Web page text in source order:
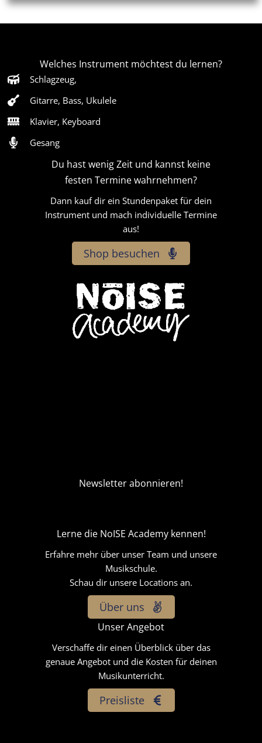
Welches Instrument möchtest du lernen?
Schlagzeug,
Gitarre, Bass, Ukulele
Klavier, Keyboard
Gesang
Du hast wenig Zeit und kannst keine
festen Termine wahrnehmen?
Dann kauf dir ein Stundenpaket für dein
Instrument und mach individuelle Termine
aus!
Shop besuchen
Newsletter abonnieren!
Lerne die NoISE Academy kennen!
Erfahre mehr über unser Team und unsere
Musikschule.
Schau dir unsere Locations an.
Über uns
Unser Angebot
Verschaffe dir einen Überblick über das
genaue Angebot und die Kosten für deinen
Musikunterricht.
Preisliste